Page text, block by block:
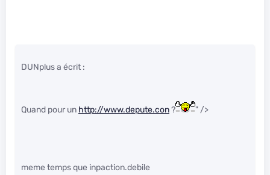
DUNplus a écrit :
Quand pour un http://www.depute.con? " />
meme temps que inpaction.debile